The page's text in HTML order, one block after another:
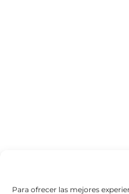
Para ofrecer las mejores